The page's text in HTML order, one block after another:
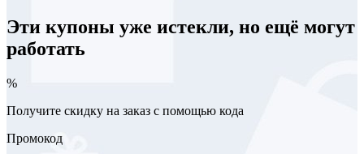
Эти купоны уже истекли, но ещё могут
работать
%
Получите скидку на заказ с помощью кода
Промокод